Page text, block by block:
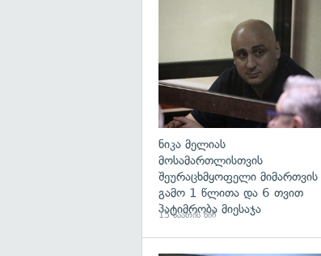
ნიკა მელიას
მოსამართლისთვის
შეურაცხმყოფელი მიმართვის
გამო 1 წლითა და 6 თვით
პატიმრობა მიესაჯა
15 საათის წინ